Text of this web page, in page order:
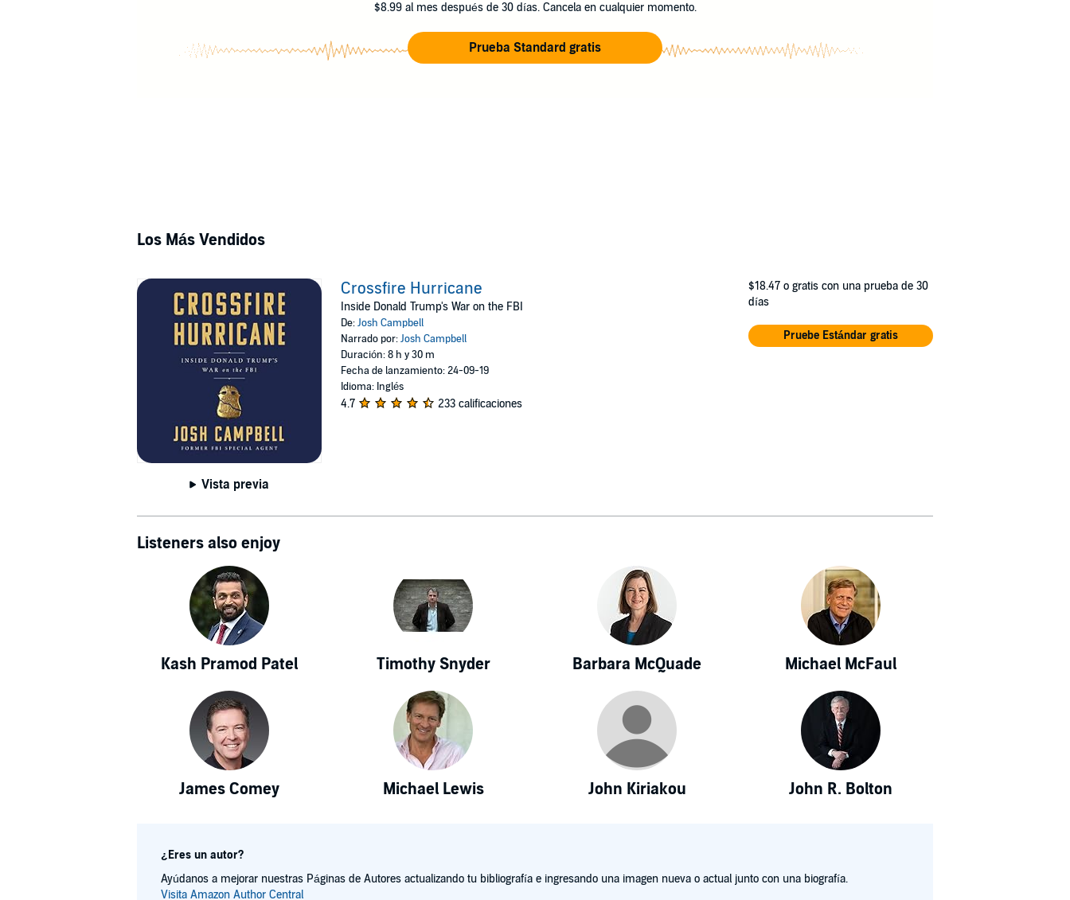
$8.99 al mes después de 30 días. Cancela en cualquier momento.
Prueba Standard gratis
Los Más Vendidos
Vista previa
Crossfire Hurricane
Inside Donald Trump's War on the FBI
De:Josh Campbell
Narrado por:Josh Campbell
Duración: 8 h y 30 m
Fecha de lanzamiento: 24-09-19
Idioma: Inglés
4.7 233 calificaciones
$18.47 o gratis con una prueba de 30
días
Pruebe Estándar gratis
Listeners also enjoy
Kash Pramod Patel Timothy Snyder Barbara McQuade Michael McFaul
James Comey Michael Lewis John Kiriakou John R. Bolton
¿Eres un autor?
Ayúdanos a mejorar nuestras Páginas de Autores actualizando tu bibliografía e ingresando una imagen nueva o actual junto con una biografía.
Visita Amazon Author Central